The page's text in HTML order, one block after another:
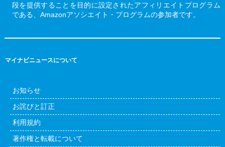
段を提供することを目的に設定されたアフィリエイトプログラム
である、Amazonアソシエイト・プログラムの参加者です。
マイナビニュースについて
お知らせ
お詫びと訂正
利用規約
著作権と転載について